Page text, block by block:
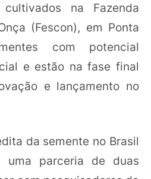
na Fazenda
(Fescon), em Ponta
com potencial
e estão na fase final
e lançamento no
da semente no Brasil
parceria de duas